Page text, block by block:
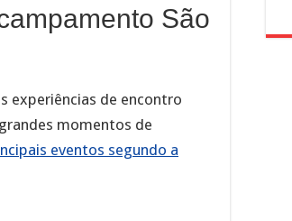
São
experiências de encontro
momentos de
eventos segundo a